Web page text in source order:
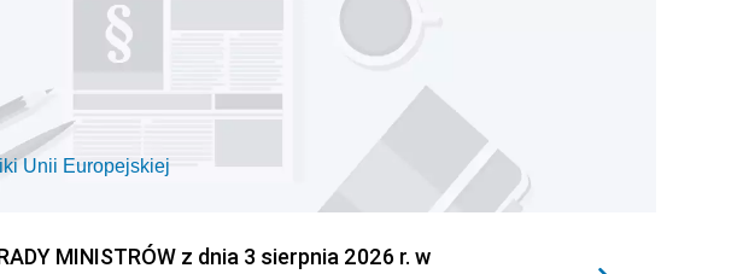
Unii Europejskiej
MINISTRÓW z dnia 3 sierpnia 2026 r. w